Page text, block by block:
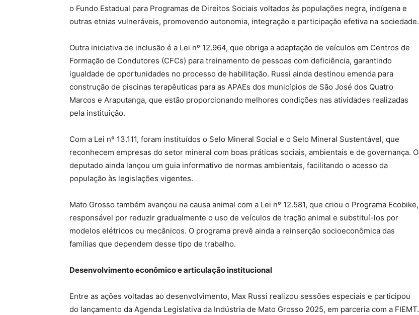
o Fundo Estadual para Programas de Direitos Sociais voltados às populações negra, indígena e
outras etnias vulneráveis, promovendo autonomia, integração e participação efetiva na sociedade.
Outra iniciativa de inclusão é a Lei nº 12.964, que obriga a adaptação de veículos em Centros de
Formação de Condutores (CFCs) para treinamento de pessoas com deficiência, garantindo
igualdade de oportunidades no processo de habilitação. Russi ainda destinou emenda para
construção de piscinas terapêuticas para as APAEs dos municípios de São José dos Quatro
Marcos e Araputanga, que estão proporcionando melhores condições nas atividades realizadas
pela instituição.
Com a Lei nº 13.111, foram instituídos o Selo Mineral Social e o Selo Mineral Sustentável, que
reconhecem empresas do setor mineral com boas práticas sociais, ambientais e de governança. O
deputado ainda lançou um guia informativo de normas ambientais, facilitando o acesso da
população às legislações vigentes.
Mato Grosso também avançou na causa animal com a Lei nº 12.581, que criou o Programa Ecobike,
responsável por reduzir gradualmente o uso de veículos de tração animal e substituí-los por
modelos elétricos ou mecânicos. O programa prevê ainda a reinserção socioeconômica das
famílias que dependem desse tipo de trabalho.
Desenvolvimento econômico e articulação institucional
Entre as ações voltadas ao desenvolvimento, Max Russi realizou sessões especiais e participou
do lançamento da Agenda Legislativa da Indústria de Mato Grosso 2025, em parceria com a FIEMT.